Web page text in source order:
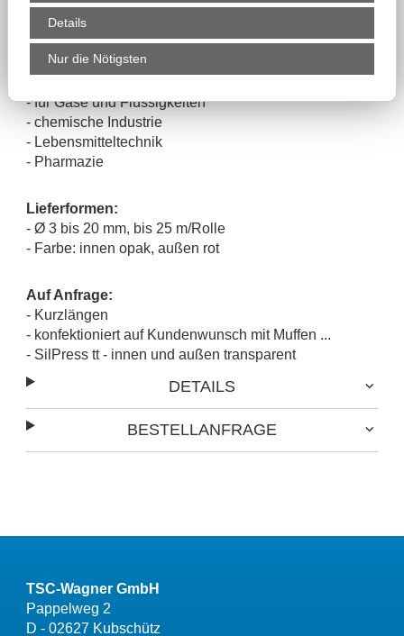
- frei von Halogenen
- sehr gute Gasdichtheit
- für Gase und Flüssigkeiten
- chemische Industrie
- Lebensmitteltechnik
- Pharmazie
Lieferformen:
- Ø 3 bis 20 mm, bis 25 m/Rolle
- Farbe: innen opak, außen rot
Auf Anfrage:
- Kurzlängen
- konfektioniert auf Kundenwunsch mit Muffen ...
- SilPress tt - innen und außen transparent
DETAILS
BESTELLANFRAGE
TSC-Wagner GmbH
Pappelweg 2
D - 02627 Kubschütz
Details
Nur die Nötigsten